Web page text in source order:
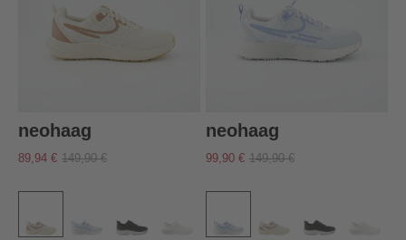
neohaag
89,94 € 149,90 €
neohaag
99,90 € 149,90 €